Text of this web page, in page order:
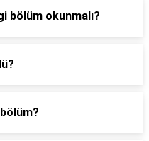
bölüm okunmalı?